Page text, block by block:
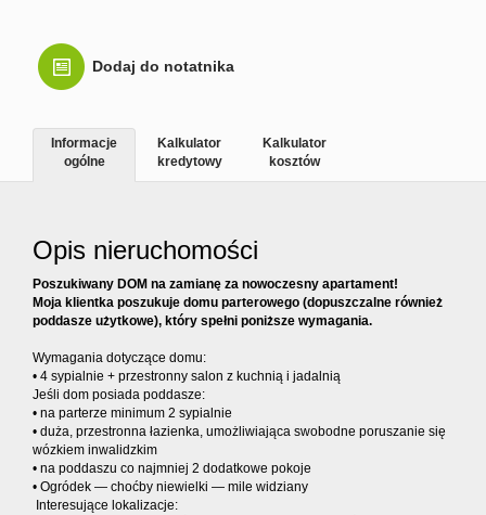
Dodaj do notatnika
Informacje
ogólne
Kalkulator
kredytowy
Kalkulator
kosztów
Opis nieruchomości
Poszukiwany DOM na zamianę za nowoczesny apartament!
Moja klientka poszukuje domu parterowego (dopuszczalne również
poddasze użytkowe), który spełni poniższe wymagania.
Wymagania dotyczące domu:
• 4 sypialnie + przestronny salon z kuchnią i jadalnią
Jeśli dom posiada poddasze:
• na parterze minimum 2 sypialnie
• duża, przestronna łazienka, umożliwiająca swobodne poruszanie się
wózkiem inwalidzkim
• na poddaszu co najmniej 2 dodatkowe pokoje
• Ogródek — choćby niewielki — mile widziany
Interesujące lokalizacje: